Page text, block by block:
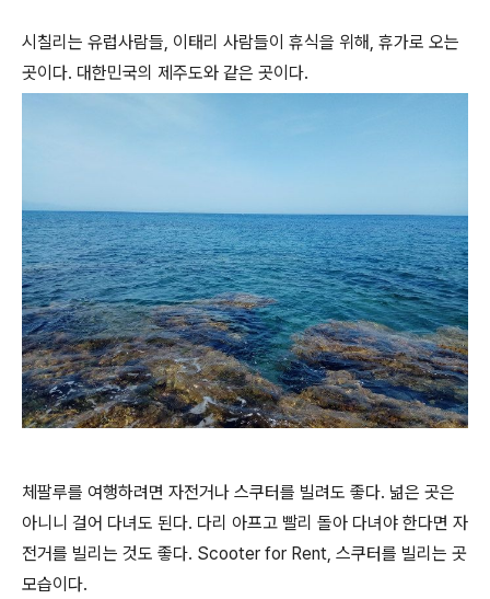
시칠리는 유럽사람들, 이태리 사람들이 휴식을 위해, 휴가로 오는
곳이다. 대한민국의 제주도와 같은 곳이다.
체팔루를 여행하려면 자전거나 스쿠터를 빌려도 좋다. 넒은 곳은
아니니 걸어 다녀도 된다. 다리 아프고 빨리 돌아 다녀야 한다면 자
전거를 빌리는 것도 좋다. Scooter for Rent, 스쿠터를 빌리는 곳
모습이다.